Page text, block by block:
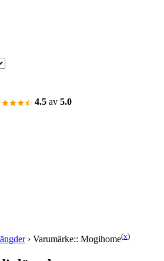
4.5 av 5.0
› Varumärke:: Mogihome(x)